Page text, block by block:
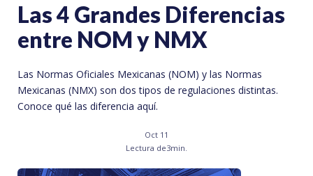
Las 4 Grandes Diferencias
entre NOM y NMX
Las Normas Oficiales Mexicanas (NOM) y las Normas
Mexicanas (NMX) son dos tipos de regulaciones distintas.
Conoce qué las diferencia aquí.
Oct 11
Lectura de3min.